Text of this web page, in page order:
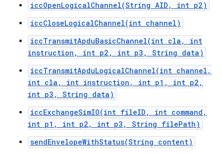
iccOpenLogicalChannel(String AID, int p2)
iccCloseLogicalChannel(int channel)
iccTransmitApduBasicChannel(int cla, int
instruction, int p2, int p3, String data)
iccTransmitApduLogicalChannel(int channel,
int cla, int instruction, int p1, int p2,
int p3, String data)
iccExchangeSimIO(int fileID, int command,
int p1, int p2, int p3, String filePath)
sendEnvelopeWithStatus(String content)